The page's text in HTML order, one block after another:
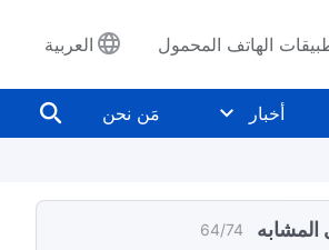
الهاتف المحمول العربية
أخبار مَن نحن
المشابه 64/74
البشرية | اقتباس 361
كلمات الله اليومية: كشف فساد
البشرية | اقتباس 362